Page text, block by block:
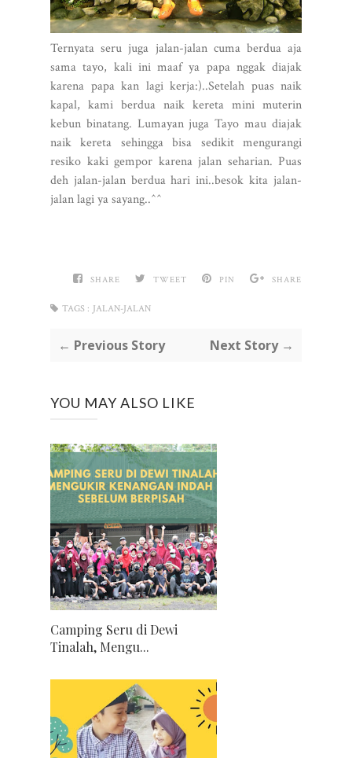
Ternyata seru juga jalan-jalan cuma berdua aja
sama tayo, kali ini maaf ya papa nggak diajak
karena papa kan lagi kerja:)..Setelah puas naik
kapal, kami berdua naik kereta mini muterin
kebun binatang. Lumayan juga Tayo mau diajak
naik kereta sehingga bisa sedikit mengurangi
resiko kaki gempor karena jalan seharian. Puas
deh jalan-jalan berdua hari ini..besok kita jalan-
jalan lagi ya sayang..^^
SHARE TWEET PIN SHARE
TAGS : JALAN-JALAN
← Previous Story Next Story →
YOU MAY ALSO LIKE
Camping Seru di Dewi
Tinalah, Mengu...